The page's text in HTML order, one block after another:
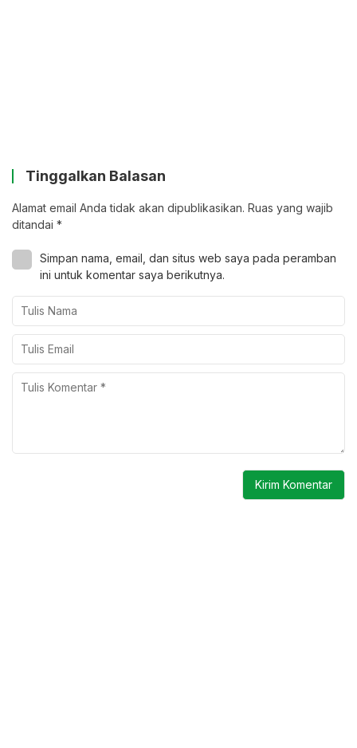
Tinggalkan Balasan
Alamat email Anda tidak akan dipublikasikan. Ruas yang wajib
ditandai *
Simpan nama, email, dan situs web saya pada peramban
ini untuk komentar saya berikutnya.